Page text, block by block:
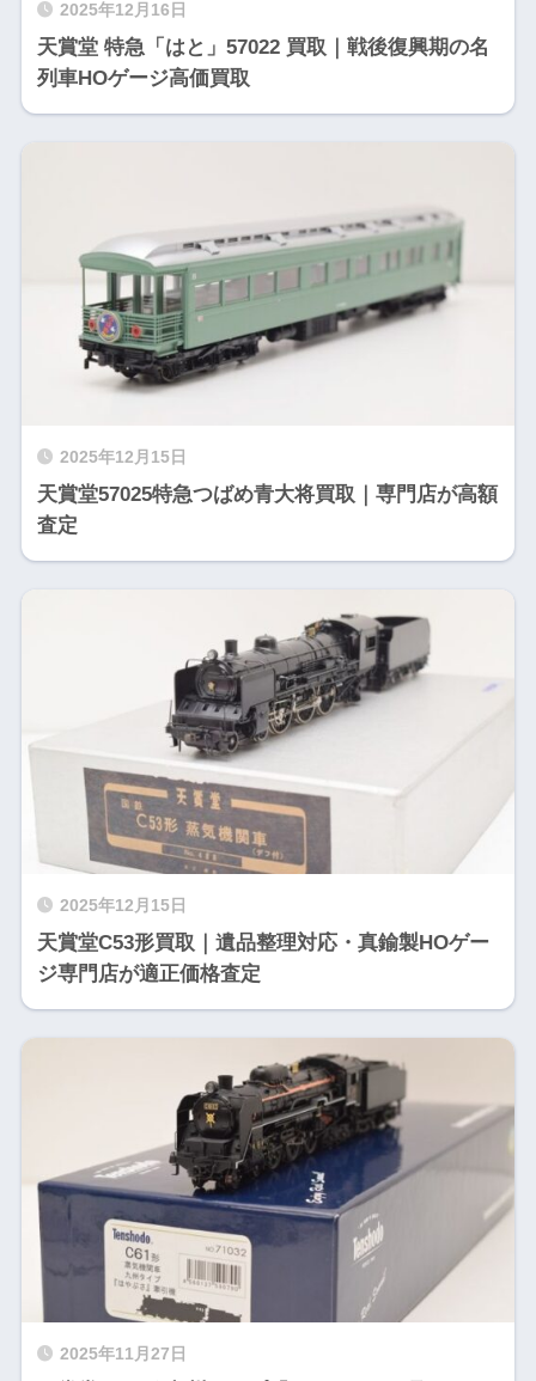
2025年12月16日
天賞堂 特急「はと」57022 買取｜戦後復興期の名
列車HOゲージ高価買取
2025年12月15日
天賞堂57025特急つばめ青大将買取｜専門店が高額
査定
2025年12月15日
天賞堂C53形買取｜遺品整理対応・真鍮製HOゲー
ジ専門店が適正価格査定
2025年11月27日